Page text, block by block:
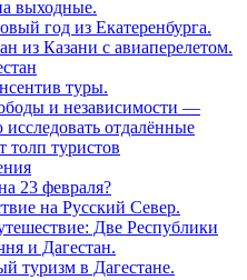
выходные.
год из Екатеренбурга.
из Казани с авиаперелетом.
туры.
и независимости —
отдалённые
толп туристов
23 февраля?
на Русский Север.
Две Республики
и Дагестан.
туризм в Дагестане.